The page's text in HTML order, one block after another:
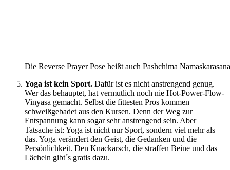
Die Reverse Prayer Pose heißt auch Pashchima
Yoga ist kein Sport. Dafür ist es nicht anstrengend genug.
Wer das behauptet, hat vermutlich noch nie Hot-Power-Flow-
Vinyasa gemacht. Selbst die fittesten Pros kommen
schweißgebadet aus den Kursen. Denn der Weg zur
Entspannung kann sogar sehr anstrengend sein. Aber
Tatsache ist: Yoga ist nicht nur Sport, sondern viel mehr als
das. Yoga verändert den Geist, die Gedanken und die
Persönlichkeit. Den Knackarsch, die straffen Beine und das
Lächeln gibt´s gratis dazu.